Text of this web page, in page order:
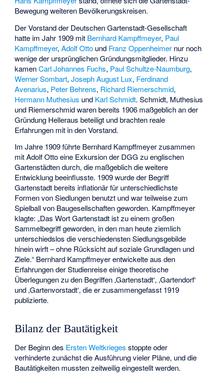
Bewegung weiteren Bevölkerungskreisen.
Der Vorstand der Deutschen Gartenstadt-Gesellschaft
hatte im Jahr 1909 mit Bernhard Kampffmeyer, Paul
Kampffmeyer,Adolf Otto und Franz Oppenheimer nur noch
wenige der ursprünglichen Gründungsmitglieder. Hinzu
kamenCarl Johannes Fuchs, Paul Schultze-Naumburg,
Werner Sombart,Joseph August Lux, Ferdinand
Avenarius, Peter Behrens, Richard Riemerschmid,
Hermann Muthesius und Karl Schmidt. Schmidt, Muthesius
und Riemerschmid waren bereits 1906 maßgeblich an der
Gründung Helleraus beteiligt und brachten reale
Erfahrungen mit in den Vorstand.
Im Jahre 1909 führte Bernhard Kampffmeyer zusammen
mit Adolf Otto eine Exkursion der DGG zu englischen
Gartenstädten durch, die maßgeblich die weitere
Entwicklung beeinflusste. 1909 wurde der Begriff
Gartenstadt bereits inflationär für unterschiedlichste
Formen von Siedlungen benutzt und war teilweise zum
Spielball von Baugesellschaften geworden. Kampffmeyer
klagte: „Das Wort Gartenstadt ist zu einem großen
Sammelbegriff geworden, in den man heute ziemlich
unterschiedslos die verschiedensten Siedlungsgebilde
hinein wirft – ohne Rücksicht auf soziale Grundlagen und
Ziele.“ Bernhard Kampffmeyer entwickelte aus den
Erfahrungen der Studienreise einige theoretische
Überlegungen zu den Begriffen ‚Gartenstadt‘, ‚Gartendorf‘
und ‚Gartenvorstadt‘, die er zusammengefasst 1919
publizierte.
Bilanz der Bautätigkeit
Der Beginn des Ersten Weltkrieges stoppte oder
verhinderte zunächst die Ausführung vieler Pläne, und die
Bautätigkeiten mussten zeitweilig eingestellt werden.